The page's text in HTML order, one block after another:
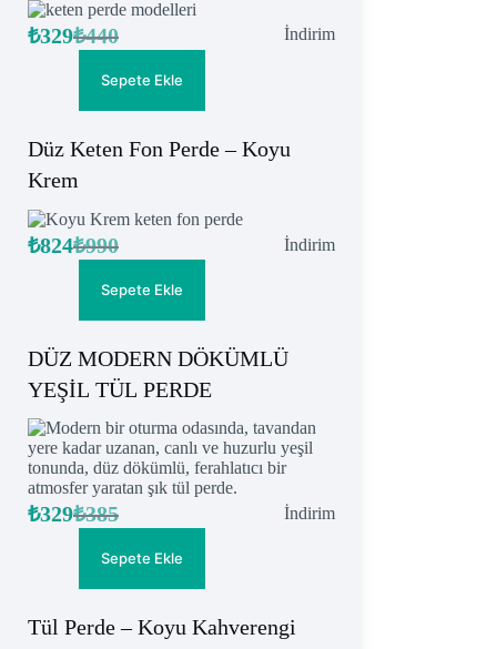
İndirimİndirimdeki
₺440
Orijinal
₺440.
₺329Şu
fiyat:Sepete Ekle
Düz Keten Fon Perde – Koyu
Krem
İndirimİndirimdeki
₺990
Orijinal
₺990.
₺824Şu
fiyat:Sepete Ekle
DÜZ MODERN DÖKÜMLÜ
YEŞİL TÜL PERDE
İndirimİndirimdeki
₺385
Orijinal
₺385.
₺329Şu
fiyat:Sepete Ekle
Tül Perde – Koyu Kahverengi